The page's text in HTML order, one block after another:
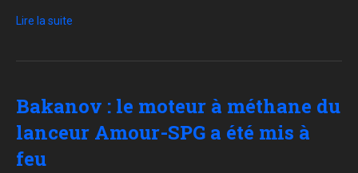
Lire la suite
Bakanov : le moteur à méthane du
lanceur Amour-SPG a été mis à
feu